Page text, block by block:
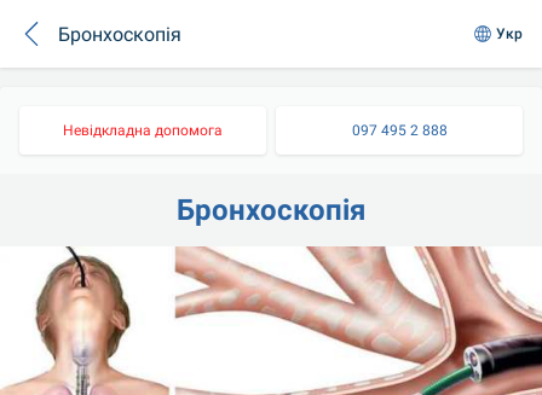
Бронхоскопія Укр
Невідкладна допомога 097 495 2 888
Бронхоскопія